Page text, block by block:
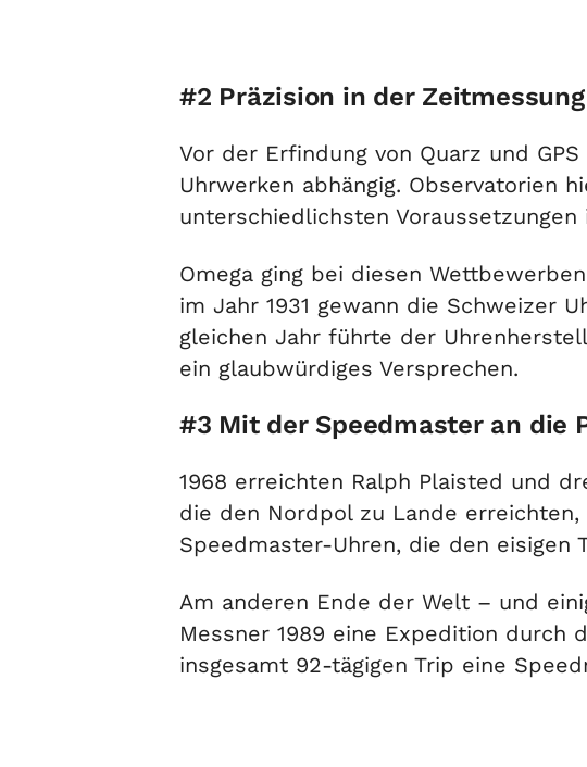
#2 Präzision in der Zeitmessung
Vor der Erfindung von Quarz und
Uhrwerken abhängig. Observatorien
unterschiedlichsten
Omega ging bei diesen
im Jahr 1931 gewann die Schweizer
gleichen Jahr führte der
ein glaubwürdiges Versprechen.
#3 Mit der Speedmaster an die
1968 erreichten Ralph Plaisted und
die den Nordpol zu Lande
Speedmaster-Uhren, die den eisigen
Am anderen Ende der Welt – und
Messner 1989 eine Expedition durch
insgesamt 92-tägigen Trip eine